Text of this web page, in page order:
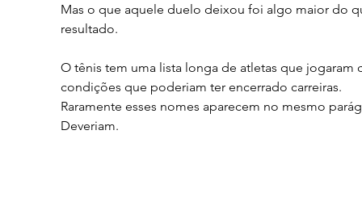
Mas o que aquele duelo deixou foi algo maior do
resultado.
O tênis tem uma lista longa de atletas que jogaram
condições que poderiam ter encerrado carreiras.
Raramente esses nomes aparecem no mesmo
Deveriam.